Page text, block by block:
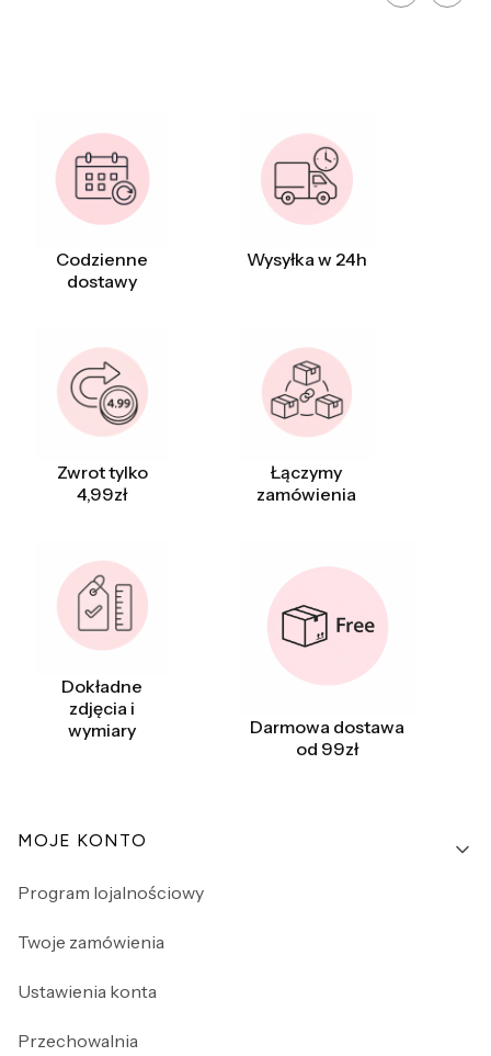
Codzienne
dostawy
Wysyłka w 24h
Zwrot tylko
4,99zł
Łączymy
zamówienia
Dokładne
zdjęcia i
wymiary
Darmowa dostawa
od 99zł
Linki w stopce
MOJE KONTO
Program lojalnościowy
Twoje zamówienia
Ustawienia konta
Przechowalnia